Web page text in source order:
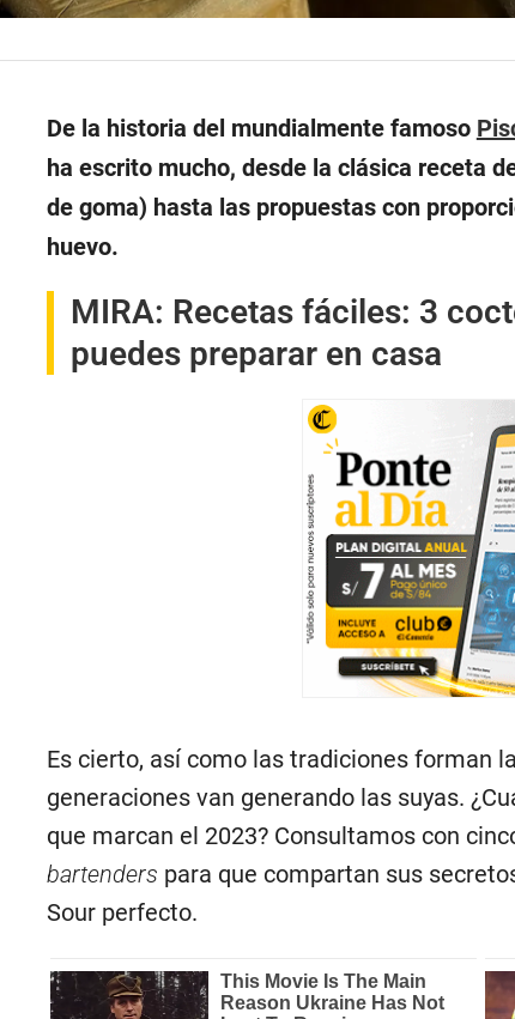
De la historia del mundialmente famoso
ha escrito mucho, desde la clásica receta
de goma) hasta las propuestas con
huevo.
MIRA: Recetas fáciles: 3
puedes preparar en casa
Es cierto, así como las tradiciones forman
generaciones van generando las suyas.
que marcan el 2023? Consultamos con
bartenders para que compartan sus
Sour perfecto.